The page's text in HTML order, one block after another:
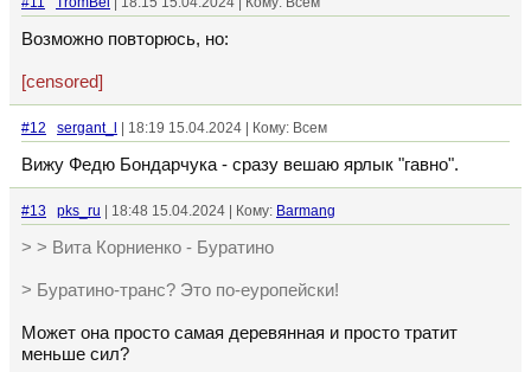
Возможно повторюсь, но:
[censored]
#12 sergant_l | 18:19 15.04.2024 | Кому: Всем
Вижу Федю Бондарчука - сразу вешаю ярлык "гавно".
#13 pks_ru | 18:48 15.04.2024 | Кому: Barmang
> > Вита Корниенко - Буратино
> Буратино-транс? Это по-еуропейски!
Может она просто самая деревянная и просто тратит
меньше сил?